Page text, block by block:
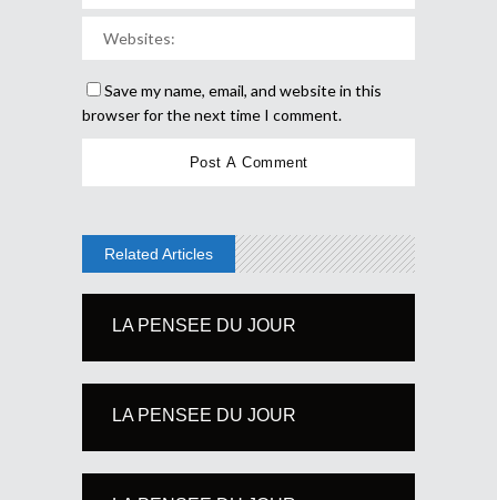
Save my name, email, and website in this
browser for the next time I comment.
Related Articles
LA PENSEE DU JOUR
LA PENSEE DU JOUR